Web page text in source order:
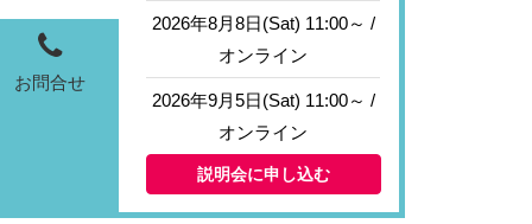
お問合せ
2026年8月8日(Sat) 11:00～ /
オンライン
2026年9月5日(Sat) 11:00～ /
オンライン
説明会に申し込む